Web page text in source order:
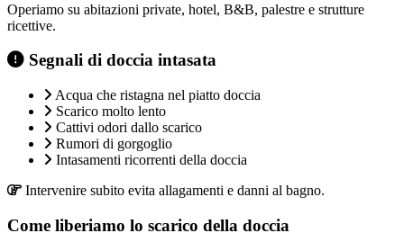
Operiamo su abitazioni private, hotel, B&B, palestre e strutture
ricettive.
Segnali di doccia intasata
Acqua che ristagna nel piatto doccia
Scarico molto lento
Cattivi odori dallo scarico
Rumori di gorgoglio
Intasamenti ricorrenti della doccia
Intervenire subito evita allagamenti e danni al bagno.
Come liberiamo lo scarico della doccia